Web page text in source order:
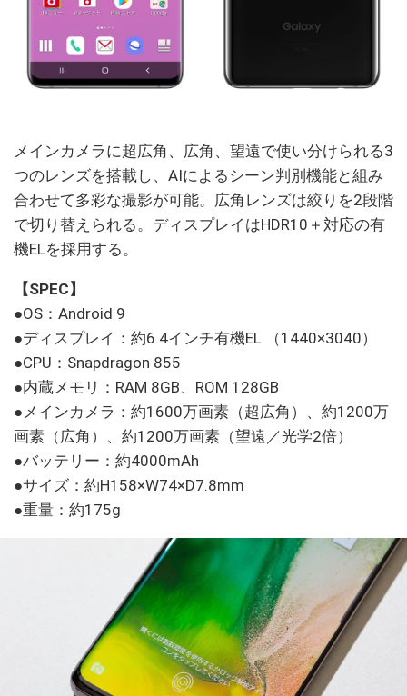
メインカメラに超広角、広角、望遠で使い分けられる3
つのレンズを搭載し、AIによるシーン判別機能と組み
合わせて多彩な撮影が可能。広角レンズは絞りを2段階
で切り替えられる。ディスプレイはHDR10＋対応の有
機ELを採用する。
【SPEC】
●OS：Android 9
●ディスプレイ：約6.4インチ有機EL （1440×3040）
●CPU：Snapdragon 855
●内蔵メモリ：RAM 8GB、ROM 128GB
●メインカメラ：約1600万画素（超広角）、約1200万
画素（広角）、約1200万画素（望遠／光学2倍）
●バッテリー：約4000mAh
●サイズ：約H158×W74×D7.8mm
●重量：約175g